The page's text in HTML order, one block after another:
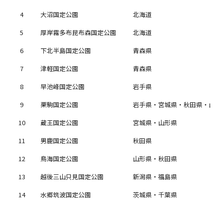
4
大沼国定公園
北海道
5
厚岸霧多布昆布森国定公園
北海道
6
下北半島国定公園
青森県
7
津軽国定公園
青森県
8
早池峰国定公園
岩手県
9
栗駒国定公園
岩手県・宮城県・秋田県・山
10
蔵王国定公園
宮城県・山形県
11
男鹿国定公園
秋田県
12
鳥海国定公園
山形県・秋田県
13
越後三山只見国定公園
新潟県・福島県
14
水郷筑波国定公園
茨城県・千葉県